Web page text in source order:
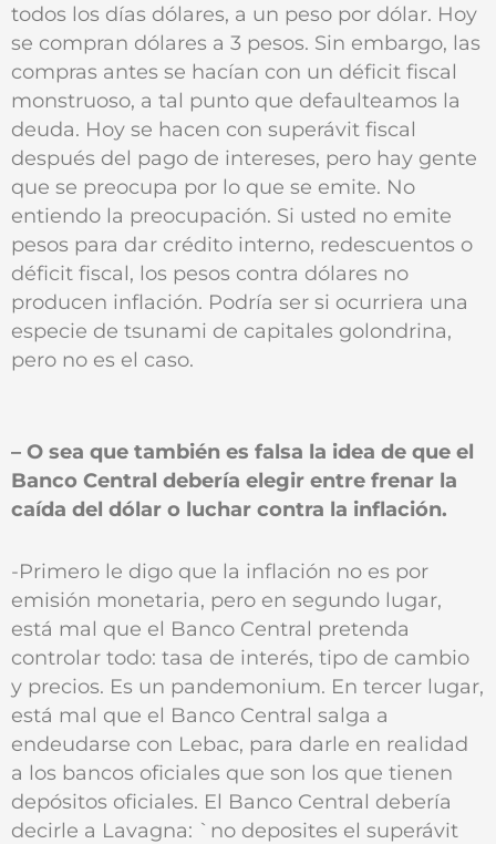
todos los días dólares, a un peso por dólar. Hoy
se compran dólares a 3 pesos. Sin embargo, las
compras antes se hacían con un déficit fiscal
monstruoso, a tal punto que defaulteamos la
deuda. Hoy se hacen con superávit fiscal
después del pago de intereses, pero hay gente
que se preocupa por lo que se emite. No
entiendo la preocupación. Si usted no emite
pesos para dar crédito interno, redescuentos o
déficit fiscal, los pesos contra dólares no
producen inflación. Podría ser si ocurriera una
especie de tsunami de capitales golondrina,
pero no es el caso.
– O sea que también es falsa la idea de que el
Banco Central debería elegir entre frenar la
caída del dólar o luchar contra la inflación.
-Primero le digo que la inflación no es por
emisión monetaria, pero en segundo lugar,
está mal que el Banco Central pretenda
controlar todo: tasa de interés, tipo de cambio
y precios. Es un pandemonium. En tercer lugar,
está mal que el Banco Central salga a
endeudarse con Lebac, para darle en realidad
a los bancos oficiales que son los que tienen
depósitos oficiales. El Banco Central debería
decirle a Lavagna: `no deposites el superávit